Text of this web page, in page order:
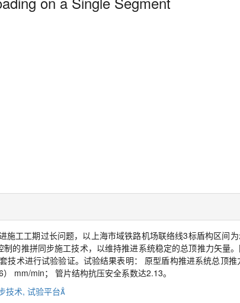
施工工期过长问题，以上海市域铁路机场联络线3标盾构区间
的推拼同步施工技术，以维持推进系统稳定的总顶推力矢量
技术进行试验验证。试验结果表明： 原型盾构推进系统总顶
） mm/min； 管片结构抗压安全系数达2.13。
技术, 试验平台